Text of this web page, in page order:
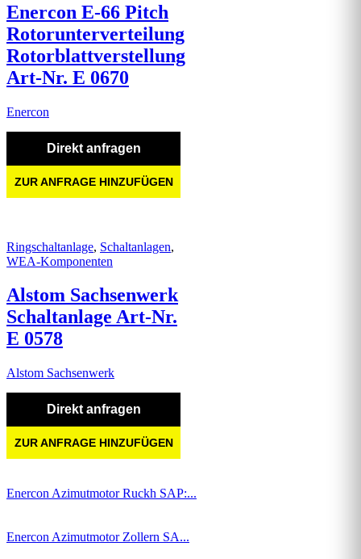
Enercon E-66 Pitch
Rotorunterverteilung
Rotorblattverstellung
Art-Nr. E 0670
Enercon
Direkt anfragen
ZUR ANFRAGE HINZUFÜGEN
Ringschaltanlage, Schaltanlagen,
WEA-Komponenten
Alstom Sachsenwerk
Schaltanlage Art-Nr.
E 0578
Alstom Sachsenwerk
Direkt anfragen
ZUR ANFRAGE HINZUFÜGEN
Enercon Azimutmotor Ruckh SAP:...
Enercon Azimutmotor Zollern SA...